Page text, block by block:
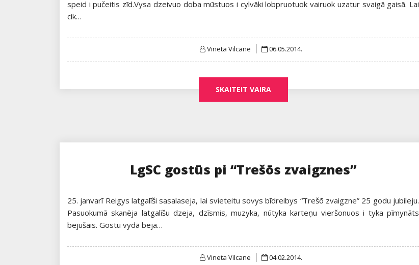
speid i pučeitis zīd.Vysa dzeivuo doba mūstuos i cylvāki lobpruotuok vairuok uzatur svaigā gaisā. Lai
cik…
Vineta Vilcane
Posted
06.05.2014.
SKAITEIT VAIRA
LgSC gostūs pi “Trešōs zvaigznes”
25. janvarī Reigys latgalīši sasalaseja, lai svieteitu sovys bīdreibys “Trešō zvaigzne” 25 godu jubileju.
Pasuokumā skanēja latgalīšu dzeja, dzīsmis, muzyka, nūtyka karteņu vieršonuos i tyka pīmynāts
bejušais. Gostu vydā beja…
Vineta Vilcane
Posted
04.02.2014.